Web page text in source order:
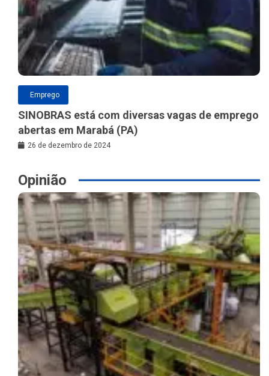
Emprego
SINOBRAS está com diversas vagas de emprego
abertas em Marabá (PA)
26 de dezembro de 2024
Opinião